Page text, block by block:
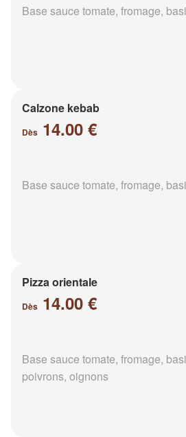
Base sauce tomate, fromage,
Calzone kebab
Dès 14.00 €
Base sauce tomate, fromage,
Pizza orientale
Dès 14.00 €
Base sauce tomate, fromage,
poivrons, oignons